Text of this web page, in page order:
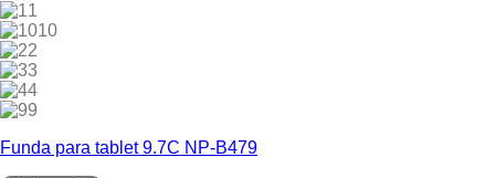
1
10
2
3
4
9
Funda para tablet 9.7C NP-B479